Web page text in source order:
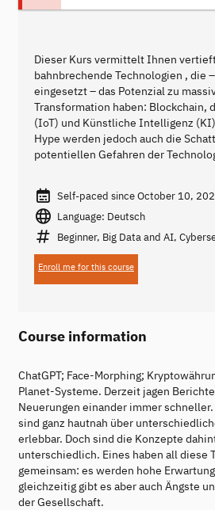
Dieser Kurs vermittelt Ihnen
bahnbrechende Technologien , die
eingesetzt – das Potenzial zu
Transformation haben: Blockchain,
(IoT) und Künstliche Intelligenz
Hype werden jedoch auch die
potentiellen Gefahren der
Self-paced since October 10,
Language: Deutsch
Beginner, Big Data and AI,
Enroll me for this course
Course information
ChatGPT; Face-Morphing;
Planet-Systeme. Derzeit jagen
Neuerungen einander immer
sind ganz hautnah über
erlebbar. Doch sind die Konzepte
unterschiedlich. Eines haben all diese
gemeinsam: es werden hohe
gleichzeitig gibt es aber auch Ängste
der Gesellschaft.